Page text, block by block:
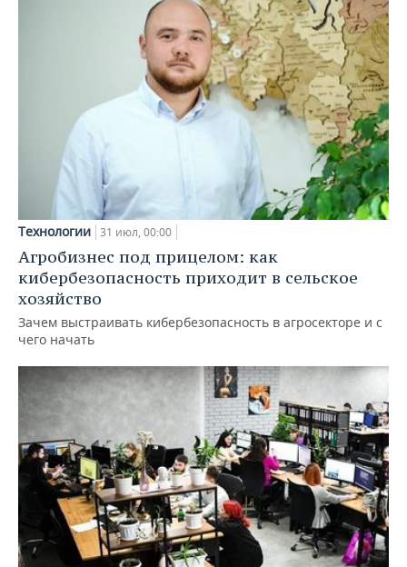
Технологии 31 июл, 00:00
Агробизнес под прицелом: как
кибербезопасность приходит в сельское
хозяйство
Зачем выстраивать кибербезопасность в агросекторе и с
чего начать